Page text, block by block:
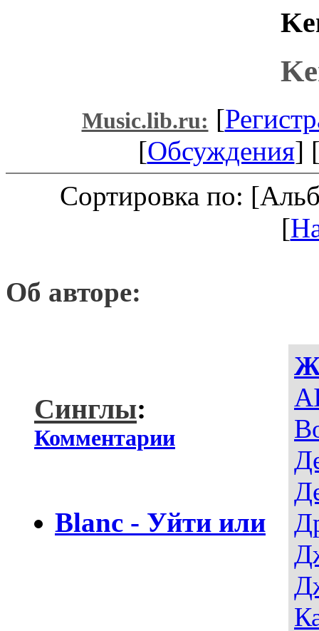
Music.lib.ru: [
[Обсуждения]
Сортировка по:
[
Об авторе:
Синглы:
Комментарии
Blanc - Уйти или